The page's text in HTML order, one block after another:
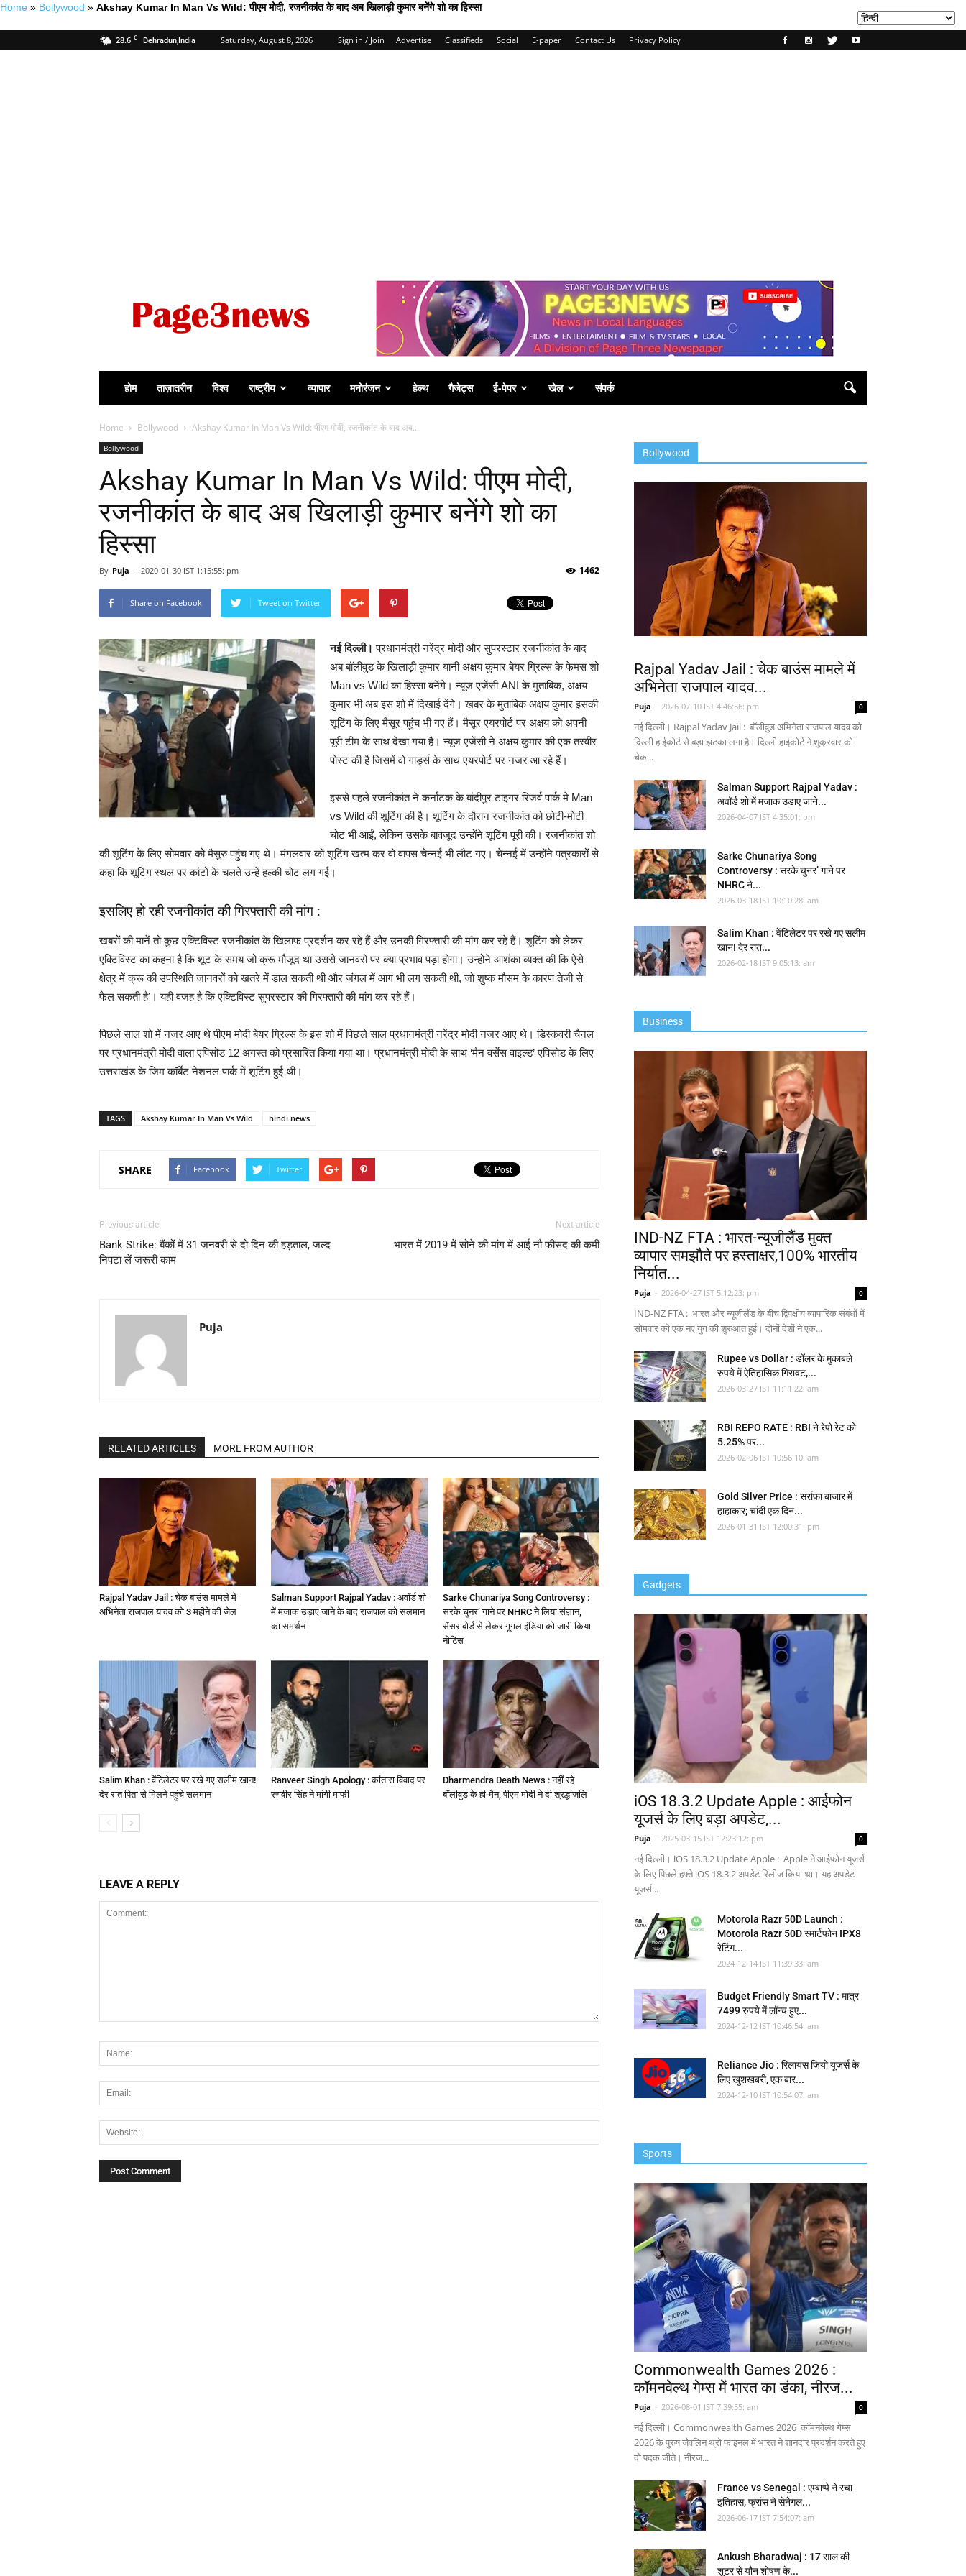
Home » Bollywood » Akshay Kumar In Man Vs Wild: पीएम मोदी, रजनीकांत के बाद अब खिलाड़ी कुमार बनेंगे शो का हिस्सा
28.6 C Dehradun,India Saturday, August 8, 2026 Sign in / Join Advertise Classifieds Social E-paper Contact Us Privacy Policy
Three
होम ताज़ातरीन विश्व राष्ट्रीय व्यापार मनोरंजन हेल्थ गैजेट्स ई-पेपर खेल संपर्क
Home Bollywood Akshay Kumar In Man Vs Wild: पीएम मोदी, रजनीकांत के बाद अब...
Bollywood
Akshay Kumar In Man Vs Wild: पीएम मोदी,
रजनीकांत के बाद अब खिलाड़ी कुमार बनेंगे शो का
हिस्सा
By Puja - 2020-01-30 IST 1:15:55: pm 1462
Share on Facebook Tweet on Twitter
नई दिल्ली। प्रधानमंत्री नरेंद्र मोदी और सुपरस्टार रजनीकांत के बाद
अब बॉलीवुड के खिलाड़ी कुमार यानी अक्षय कुमार बेयर ग्रिल्स के फेमस शो
Man vs Wild का हिस्सा बनेंगे। न्यूज एजेंसी ANI के मुताबिक, अक्षय
कुमार भी अब इस शो में दिखाई देंगे। खबर के मुताबिक अक्षय कुमार इसकी
शूटिंग के लिए मैसूर पहुंच भी गए हैं। मैसूर एयरपोर्ट पर अक्षय को अपनी
पूरी टीम के साथ देखा गया है। न्यूज एजेंसी ने अक्षय कुमार की एक तस्वीर
पोस्ट की है जिसमें वो गार्ड्स के साथ एयरपोर्ट पर नजर आ रहे हैं।
इससे पहले रजनीकांत ने कर्नाटक के बांदीपुर टाइगर रिजर्व पार्क मे Man
vs Wild की शूटिंग की है। शूटिंग के दौरान रजनीकांत को छोटी-मोटी
चोट भी आईं, लेकिन उसके बावजूद उन्होंने शूटिंग पूरी की। रजनीकांत शो
की शूटिंग के लिए सोमवार को मैसुरु पहुंच गए थे। मंगलवार को शूटिंग खत्म कर वो वापस चेन्नई भी लौट गए। चेन्नई में उन्होंने पत्रकारों से
कहा कि शूटिंग स्थल पर कांटों के चलते उन्हें हल्की चोट लग गई।
इसलिए हो रही रजनीकांत की गिरफ्तारी की मांग :
खबरों की मानें तो कुछ एक्टिविस्ट रजनीकांत के खिलाफ प्रदर्शन कर रहे हैं और उनकी गिरफ्तारी की मांग कर रहे हैं। शूटिंग को लेकर
एक्टिविस्ट का कहना है कि शूट के समय जो क्रू मौजूद था उससे जानवरों पर क्या प्रभाव पड़ा होगा। उन्होंने आशंका व्यक्त की कि ऐसे
क्षेत्र में क्रू की उपस्थिति जानवरों को खतरे में डाल सकती थी और जंगल में आग भी लग सकती थी, जो शुष्क मौसम के कारण तेजी से
फैल सकती है’। यही वजह है कि एक्टिविस्ट सुपरस्टार की गिरफ्तारी की मांग कर रहे हैं।
पिछले साल शो में नजर आए थे पीएम मोदी बेयर ग्रिल्स के इस शो में पिछले साल प्रधानमंत्री नरेंद्र मोदी नजर आए थे। डिस्कवरी चैनल
पर प्रधानमंत्री मोदी वाला एपिसोड 12 अगस्त को प्रसारित किया गया था। प्रधानमंत्री मोदी के साथ ‘मैन वर्सेस वाइल्ड’ एपिसोड के लिए
उत्तराखंड के जिम कॉर्बेट नेशनल पार्क में शूटिंग हुई थी।
TAGS Akshay Kumar In Man Vs Wild hindi news
SHARE Facebook Twitter
Previous article
Bank Strike: बैंकों में 31 जनवरी से दो दिन की हड़ताल, जल्द
निपटा लें जरूरी काम
Next article
भारत में 2019 में सोने की मांग में आई नौ फीसद की कमी
Puja
RELATED ARTICLES MORE FROM AUTHOR
Rajpal Yadav Jail : चेक बाउंस मामले में
अभिनेता राजपाल यादव को 3 महीने की जेल
Salman Support Rajpal Yadav : अवॉर्ड शो
में मजाक उड़ाए जाने के बाद राजपाल को सलमान
का समर्थन
Sarke Chunariya Song Controversy :
सरके चुनर’ गाने पर NHRC ने लिया संज्ञान,
सेंसर बोर्ड से लेकर गूगल इंडिया को जारी किया
नोटिस
Salim Khan : वेंटिलेटर पर रखे गए सलीम खान!
देर रात पिता से मिलने पहुंचे सलमान
Ranveer Singh Apology : कांतारा विवाद पर
रणवीर सिंह ने मांगी माफी
Dharmendra Death News : नहीं रहे
बॉलीवुड के ही-मैन, पीएम मोदी ने दी श्रद्धांजलि
LEAVE A REPLY
Bollywood
Rajpal Yadav Jail : चेक बाउंस मामले में
अभिनेता राजपाल यादव...
Puja - 2026-07-10 IST 4:46:56: pm 0
नई दिल्ली। Rajpal Yadav Jail : बॉलीवुड अभिनेता राजपाल यादव को
दिल्ली हाईकोर्ट से बड़ा झटका लगा है। दिल्ली हाईकोर्ट ने शुक्रवार को
चेक...
Salman Support Rajpal Yadav :
अवॉर्ड शो में मजाक उड़ाए जाने...
2026-04-07 IST 4:35:01: pm
Sarke Chunariya Song
Controversy : सरके चुनर’ गाने पर
NHRC ने...
2026-03-18 IST 10:10:28: am
Salim Khan : वेंटिलेटर पर रखे गए सलीम
खान! देर रात...
2026-02-18 IST 9:05:13: am
Business
IND-NZ FTA : भारत-न्यूजीलैंड मुक्त
व्यापार समझौते पर हस्ताक्षर,100% भारतीय
निर्यात...
Puja - 2026-04-27 IST 5:12:23: pm 0
IND-NZ FTA : भारत और न्यूजीलैंड के बीच द्विपक्षीय व्यापारिक संबंधों में
सोमवार को एक नए युग की शुरुआत हुई। दोनों देशों ने एक...
Rupee vs Dollar : डॉलर के मुकाबले
रुपये में ऐतिहासिक गिरावट,...
2026-03-27 IST 11:11:22: am
RBI REPO RATE : RBI ने रेपो रेट को
5.25% पर...
2026-02-06 IST 10:56:10: am
Gold Silver Price : सर्राफा बाजार में
हाहाकार; चांदी एक दिन...
2026-01-31 IST 12:00:31: pm
Gadgets
iOS 18.3.2 Update Apple : आईफोन
यूजर्स के लिए बड़ा अपडेट,...
Puja - 2025-03-15 IST 12:23:12: pm 0
नई दिल्ली। iOS 18.3.2 Update Apple : Apple ने आईफोन यूजर्स
के लिए पिछले हफ्ते iOS 18.3.2 अपडेट रिलीज किया था। यह अपडेट
यूजर्स...
Motorola Razr 50D Launch :
Motorola Razr 50D स्मार्टफोन IPX8
रेटिंग...
2024-12-14 IST 11:39:33: am
Budget Friendly Smart TV : मात्र
7499 रुपये में लॉन्च हुए...
2024-12-12 IST 10:46:54: am
Reliance Jio : रिलायंस जियो यूजर्स के
लिए खुशखबरी, एक बार...
2024-12-10 IST 10:54:07: am
Sports
Commonwealth Games 2026 :
कॉमनवेल्थ गेम्स में भारत का डंका, नीरज...
Puja - 2026-08-01 IST 7:39:55: am 0
नई दिल्ली। Commonwealth Games 2026 कॉमनवेल्थ गेम्स
2026 के पुरुष जैवलिन थ्रो फाइनल में भारत ने शानदार प्रदर्शन करते हुए
दो पदक जीते। नीरज...
France vs Senegal : एम्बाप्पे ने रचा
इतिहास, फ्रांस ने सेनेगल...
2026-06-17 IST 7:54:07: am
Ankush Bharadwaj : 17 साल की
शूटर से यौन शोषण के...